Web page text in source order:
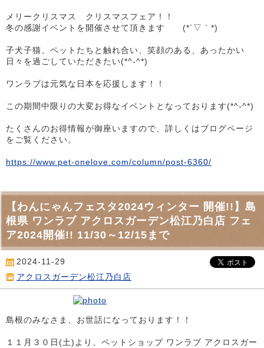
メリークリスマス クリスマスフェア！！
冬の感謝イベントを開催させて頂きます (*´▽｀*)
子犬子猫、ペットたちと触れ合い、笑顔のある、あったかい
日々を過ごしていただきたい(*^-^*)
ワンラブは元気な日本を応援します！！
この期間中限りの大変お得なイベントとなっております(*^-^*)
たくさんのお得情報が御座いますので、詳しくはブログページ
をご覧ください。
https://www.pet-onelove.com/column/post-6360/
【わんにゃんフェスタ2024ウィンター 開催!!】島
根県 ワンラブ アクロスガーデン松江乃白店 フェ
ア2024開催!! 11/30～12/15まで
2024-11-29
アクロスガーデン松江乃白店
島根のみなさま、お世話になっております！！
１１月３０日(土)より、ペットショップ ワンラブ アクロスガー